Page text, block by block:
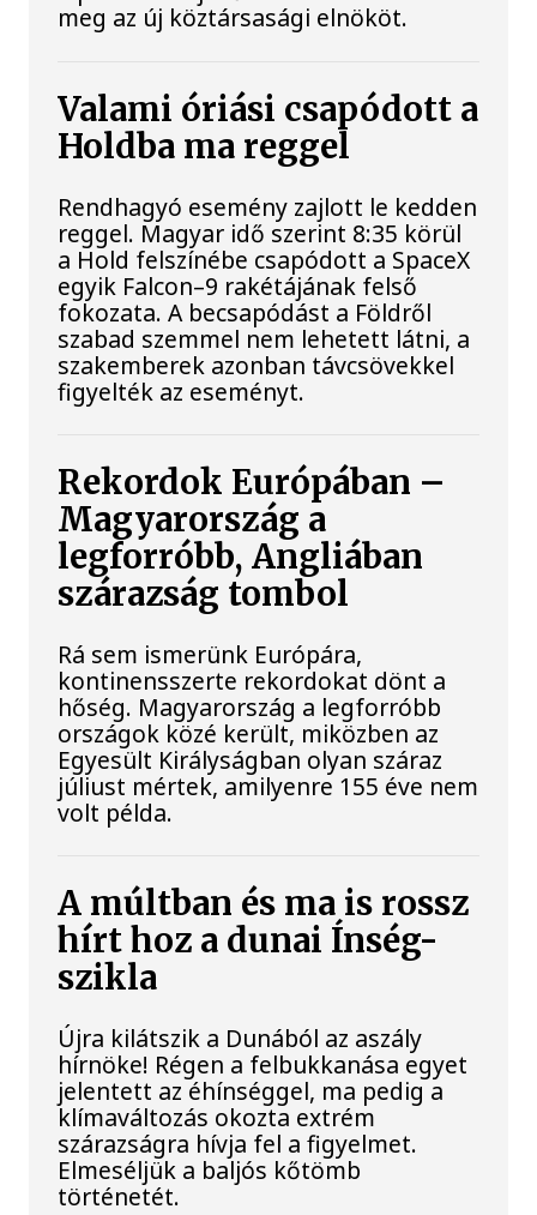
meg az új köztársasági elnököt.
Valami óriási csapódott a
Holdba ma reggel
Rendhagyó esemény zajlott le kedden
reggel. Magyar idő szerint 8:35 körül
a Hold felszínébe csapódott a SpaceX
egyik Falcon–9 rakétájának felső
fokozata. A becsapódást a Földről
szabad szemmel nem lehetett látni, a
szakemberek azonban távcsövekkel
figyelték az eseményt.
Rekordok Európában –
Magyarország a
legforróbb, Angliában
szárazság tombol
Rá sem ismerünk Európára,
kontinensszerte rekordokat dönt a
hőség. Magyarország a legforróbb
országok közé került, miközben az
Egyesült Királyságban olyan száraz
júliust mértek, amilyenre 155 éve nem
volt példa.
A múltban és ma is rossz
hírt hoz a dunai Ínség-
szikla
Újra kilátszik a Dunából az aszály
hírnöke! Régen a felbukkanása egyet
jelentett az éhínséggel, ma pedig a
klímaváltozás okozta extrém
szárazságra hívja fel a figyelmet.
Elmeséljük a baljós kőtömb
történetét.